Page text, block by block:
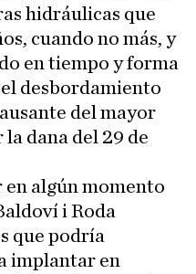
hidráulicas que
cuando no más, y
en tiempo y forma
desbordamiento
del mayor
dana del 29 de
algún momento
i Roda
que podría
implantar en